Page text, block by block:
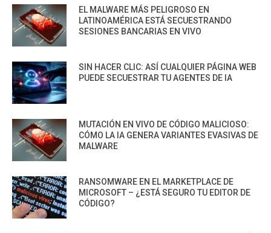
EL MALWARE MÁS PELIGROSO EN
LATINOAMÉRICA ESTÁ SECUESTRANDO
SESIONES BANCARIAS EN VIVO
SIN HACER CLIC: ASÍ CUALQUIER PÁGINA WEB
PUEDE SECUESTRAR TU AGENTES DE IA
MUTACIÓN EN VIVO DE CÓDIGO MALICIOSO:
CÓMO LA IA GENERA VARIANTES EVASIVAS DE
MALWARE
RANSOMWARE EN EL MARKETPLACE DE
MICROSOFT – ¿ESTÁ SEGURO TU EDITOR DE
CÓDIGO?